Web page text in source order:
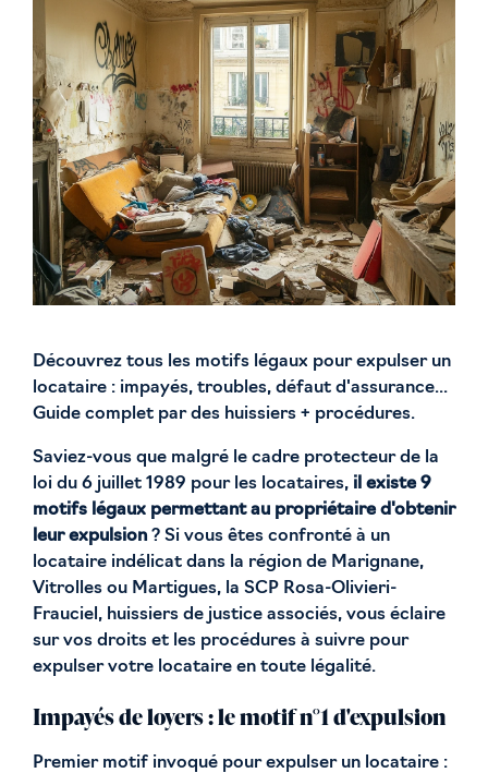
Découvrez tous les motifs légaux pour expulser un
locataire : impayés, troubles, défaut d'assurance...
Guide complet par des huissiers + procédures.
Saviez-vous que malgré le cadre protecteur de la
loi du 6 juillet 1989 pour les locataires, il existe 9
motifs légaux permettant au propriétaire d'obtenir
leur expulsion? Si vous êtes confronté à un
locataire indélicat dans la région de Marignane,
Vitrolles ou Martigues, la SCP Rosa-Olivieri-
Frauciel, huissiers de justice associés, vous éclaire
sur vos droits et les procédures à suivre pour
expulser votre locataire en toute légalité.
Impayés de loyers : le motif n°1 d'expulsion
Premier motif invoqué pour expulser un locataire :